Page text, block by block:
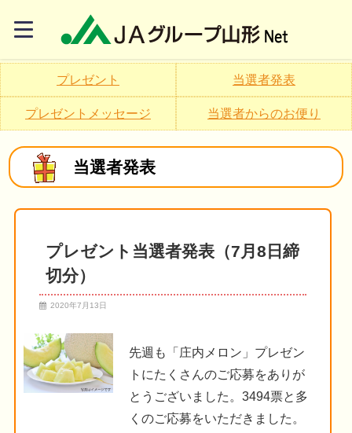
プレゼント 当選者発表
プレゼントメッセージ 当選者からのお便り
当選者発表
プレゼント当選者発表（7月8日締
切分）
2020年7月13日
先週も「庄内メロン」プレゼン
トにたくさんのご応募をありが
とうございました。3494票と多
くのご応募をいただきました。